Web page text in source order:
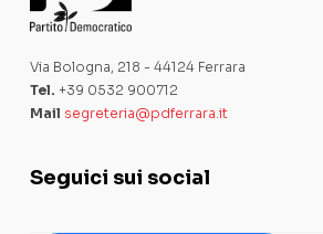
Via Bologna, 218 - 44124 Ferrara
Tel. +39 0532 900712
Mail segreteria@pdferrara.it
Seguici sui social